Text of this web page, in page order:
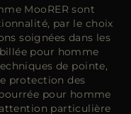
MooRER sont
par le choix
soignées dans les
pour homme
de pointe,
protection des
pour homme
attention particulière